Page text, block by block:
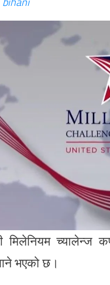
मिलेनियम च्यालेन्ज
भएको छ।